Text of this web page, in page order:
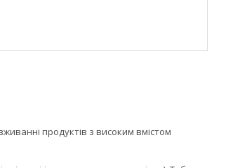
продуктів з високим вмістом